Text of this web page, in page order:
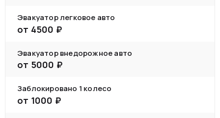
Эвакуатор легковое авто
от 4500 ₽
Эвакуатор внедорожное авто
от 5000 ₽
Заблокировано 1 колесо
от 1000 ₽